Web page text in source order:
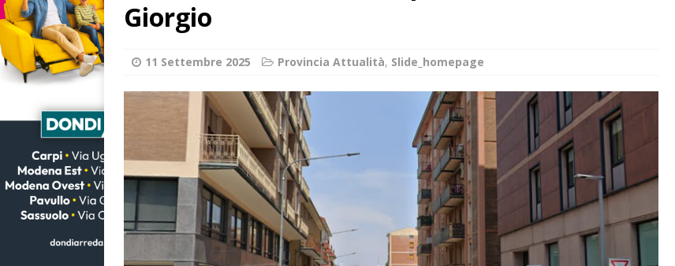
Giorgio
11 Settembre 2025 Provincia Attualità, Slide_homepage